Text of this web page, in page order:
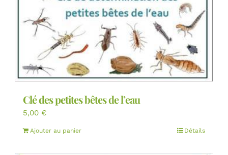
Clé des petites bêtes de l’eau
5,00 €
Ajouter au panier Détails